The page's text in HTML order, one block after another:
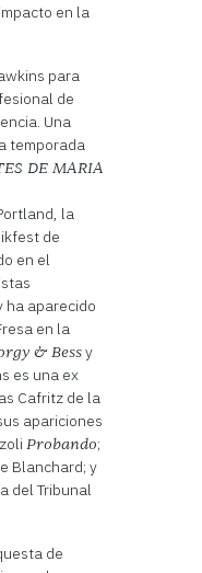
en la
para
de
Una
temporada
DE MARIA
la
de
en el
ha aparecido
en la
& Bessy
es una ex
Cafritz de la
apariciones
Probando;
Blanchard; y
del Tribunal
de